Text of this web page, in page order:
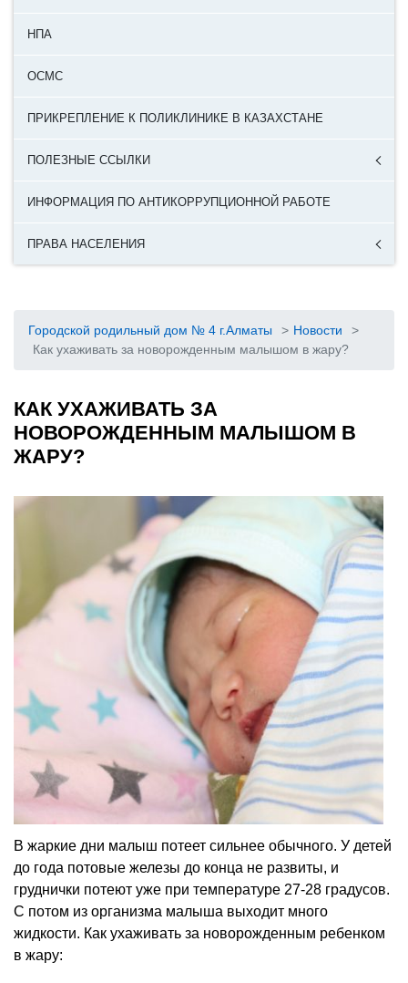
НПА
ОСМС
ПРИКРЕПЛЕНИЕ К ПОЛИКЛИНИКЕ В КАЗАХСТАНЕ
ПОЛЕЗНЫЕ ССЫЛКИ
ИНФОРМАЦИЯ ПО АНТИКОРРУПЦИОННОЙ РАБОТЕ
ПРАВА НАСЕЛЕНИЯ
Городской родильный дом № 4 г.Алматы > Новости
>
Как ухаживать за новорожденным малышом в жару?
КАК УХАЖИВАТЬ ЗА
НОВОРОЖДЕННЫМ МАЛЫШОМ В
ЖАРУ?
В жаркие дни малыш потеет сильнее обычного. У детей
до года потовые железы до конца не развиты, и
груднички потеют уже при температуре 27-28 градусов.
C потом из организма малыша выходит много
жидкости. Как ухаживать за новорожденным ребенком
в жару: